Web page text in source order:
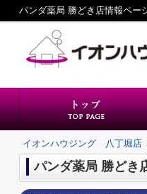
パンダ薬局 勝どき店情報ペ
イオンハウジング 八丁堀店
パンダ薬局 勝どき